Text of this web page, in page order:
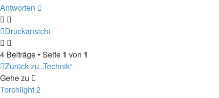
oben
Antworten
Druckansicht
4 Beiträge • Seite 1 von 1
Zurück zu „Technik“
Gehe zu
Torchlight 2